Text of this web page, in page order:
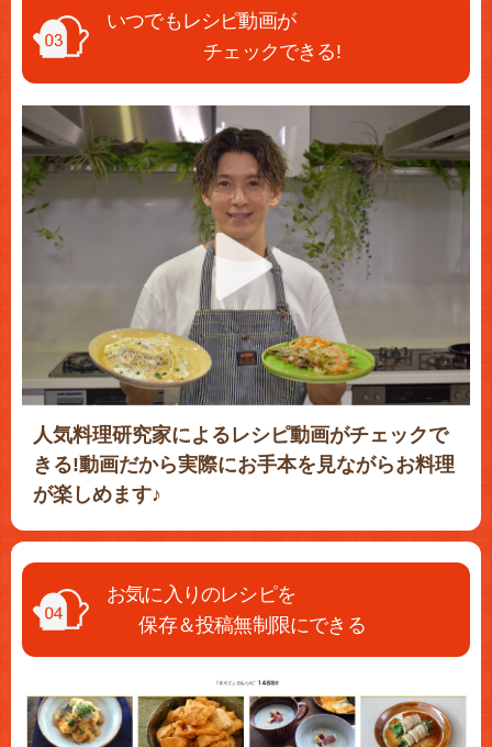
いつでもレシピ動画が
チェックできる!
人気料理研究家によるレシピ動画がチェックで
きる!動画だから実際にお手本を見ながらお料理
が楽しめます♪
お気に入りのレシピを
保存＆投稿無制限にできる